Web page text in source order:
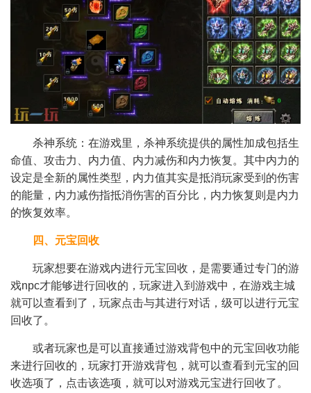
杀神系统：在游戏里，杀神系统提供的属性加成包括生
命值、攻击力、内力值、内力减伤和内力恢复。其中内力的
设定是全新的属性类型，内力值其实是抵消玩家受到的伤害
的能量，内力减伤指抵消伤害的百分比，内力恢复则是内力
的恢复效率。
四、元宝回收
玩家想要在游戏内进行元宝回收，是需要通过专门的游
戏npc才能够进行回收的，玩家进入到游戏中，在游戏主城
就可以查看到了，玩家点击与其进行对话，级可以进行元宝
回收了。
或者玩家也是可以直接通过游戏背包中的元宝回收功能
来进行回收的，玩家打开游戏背包，就可以查看到元宝的回
收选项了，点击该选项，就可以对游戏元宝进行回收了。